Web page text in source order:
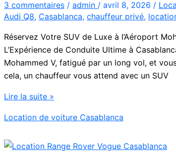
charme,
pratiques
bons
plans
3 commentaires / admin / avril 8, 2026 /
Audi Q8, Casablanca, chauffeur privé,
Réservez Votre SUV de Luxe à l’Aéroport
L’Expérience de Conduite Ultime à
Mohammed V, fatigué par un long vol, et
cela, un chauffeur vous attend avec un SUV
Réservez
SUV
Luxe
Lire la suite »
Location de voiture Casablanca